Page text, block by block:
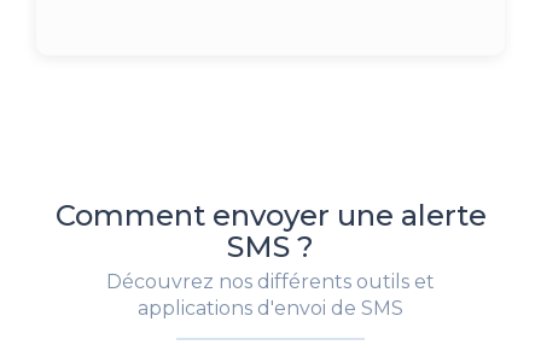
Comment envoyer une alerte
SMS ?
Découvrez nos différents outils et
applications d'envoi de SMS